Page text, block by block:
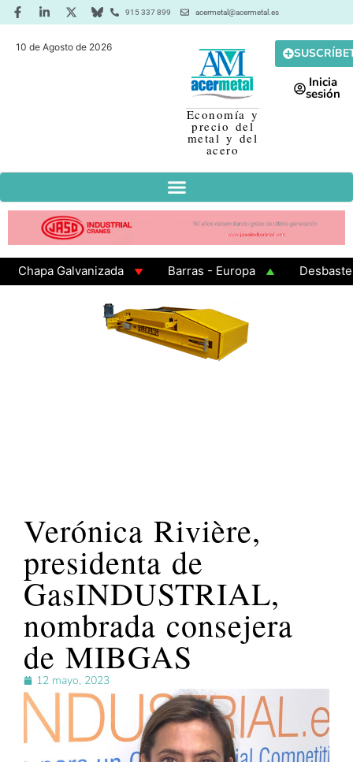
915 337 899 acermetal@acermetal.es
10 de Agosto de 2026
Economía y
precio del
metal y del
acero
Inicia
sesión
Galvanizada Barras - Europa
Desbaste -
Verónica Rivière,
presidenta de
GasINDUSTRIAL,
nombrada consejera
de MIBGAS
12 mayo, 2023